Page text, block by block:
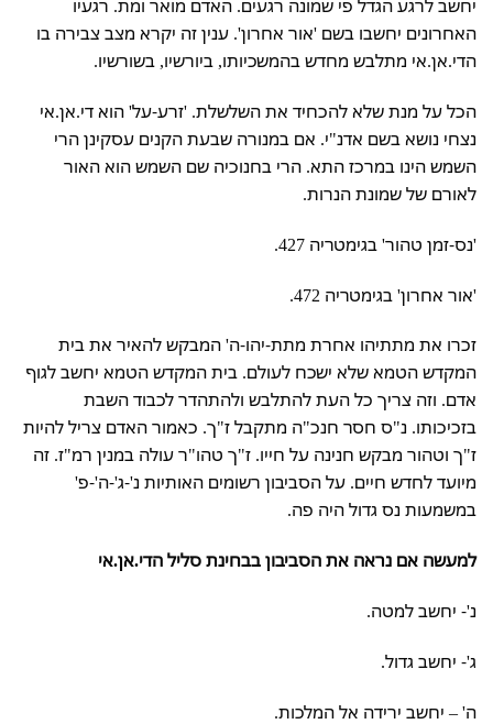
יחשב לרגע הגדל פי שמונה רגעים. האדם מואר ומת. רגעיו
האחרונים יחשבו בשם 'אור אחרון'. ענין זה יקרא מצב צבירה בו
הדי.אן.אי מתלבש מחדש בהמשכיותו, ביורשיו, בשורשיו.
הכל על מנת שלא להכחיד את השלשלת. 'זרע-על' הוא די.אן.אי
נצחי נושא בשם אדנ"י. אם במנורה שבעת הקנים עסקינן הרי
השמש הינו במרכז התא. הרי בחנוכיה שם השמש הוא האור
לאורם של שמונת הנרות.
'נס-זמן טהור' בגימטריה 427.
'אור אחרון' בגימטריה 472.
זכרו את מתתיהו אחרת מתת-יהו-ה' המבקש להאיר את בית
המקדש הטמא שלא ישכח לעולם. בית המקדש הטמא יחשב לגוף
אדם. וזה צריך כל העת להתלבש ולהתהדר לכבוד השבת
בזכיכותו. נ"ס חסר חנכ"ה מתקבל ז"ך. כאמור האדם צריל להיות
ז"ך וטהור מבקש חנינה על חייו. ז"ך טהו"ר עולה במנין רמ"ז. זה
מיועד לחדש חיים. על הסביבון רשומים האותיות נ'-ג'-ה'-פ'
במשמעות נס גדול היה פה.
למעשה אם נראה את הסביבון בבחינת סליל הדי.אן.אי
נ'- יחשב למטה.
ג'- יחשב גדול.
ה' – יחשב ירידה אל המלכות.